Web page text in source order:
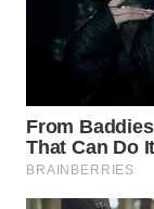
WN
BEKASI
BOGOR
WN